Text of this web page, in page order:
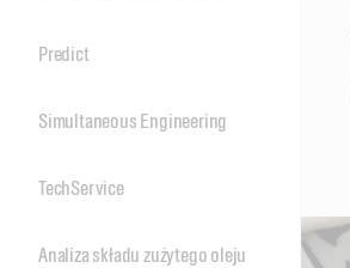
Predict
Simultaneous Engineering
TechService
Analiza składu zużytego oleju